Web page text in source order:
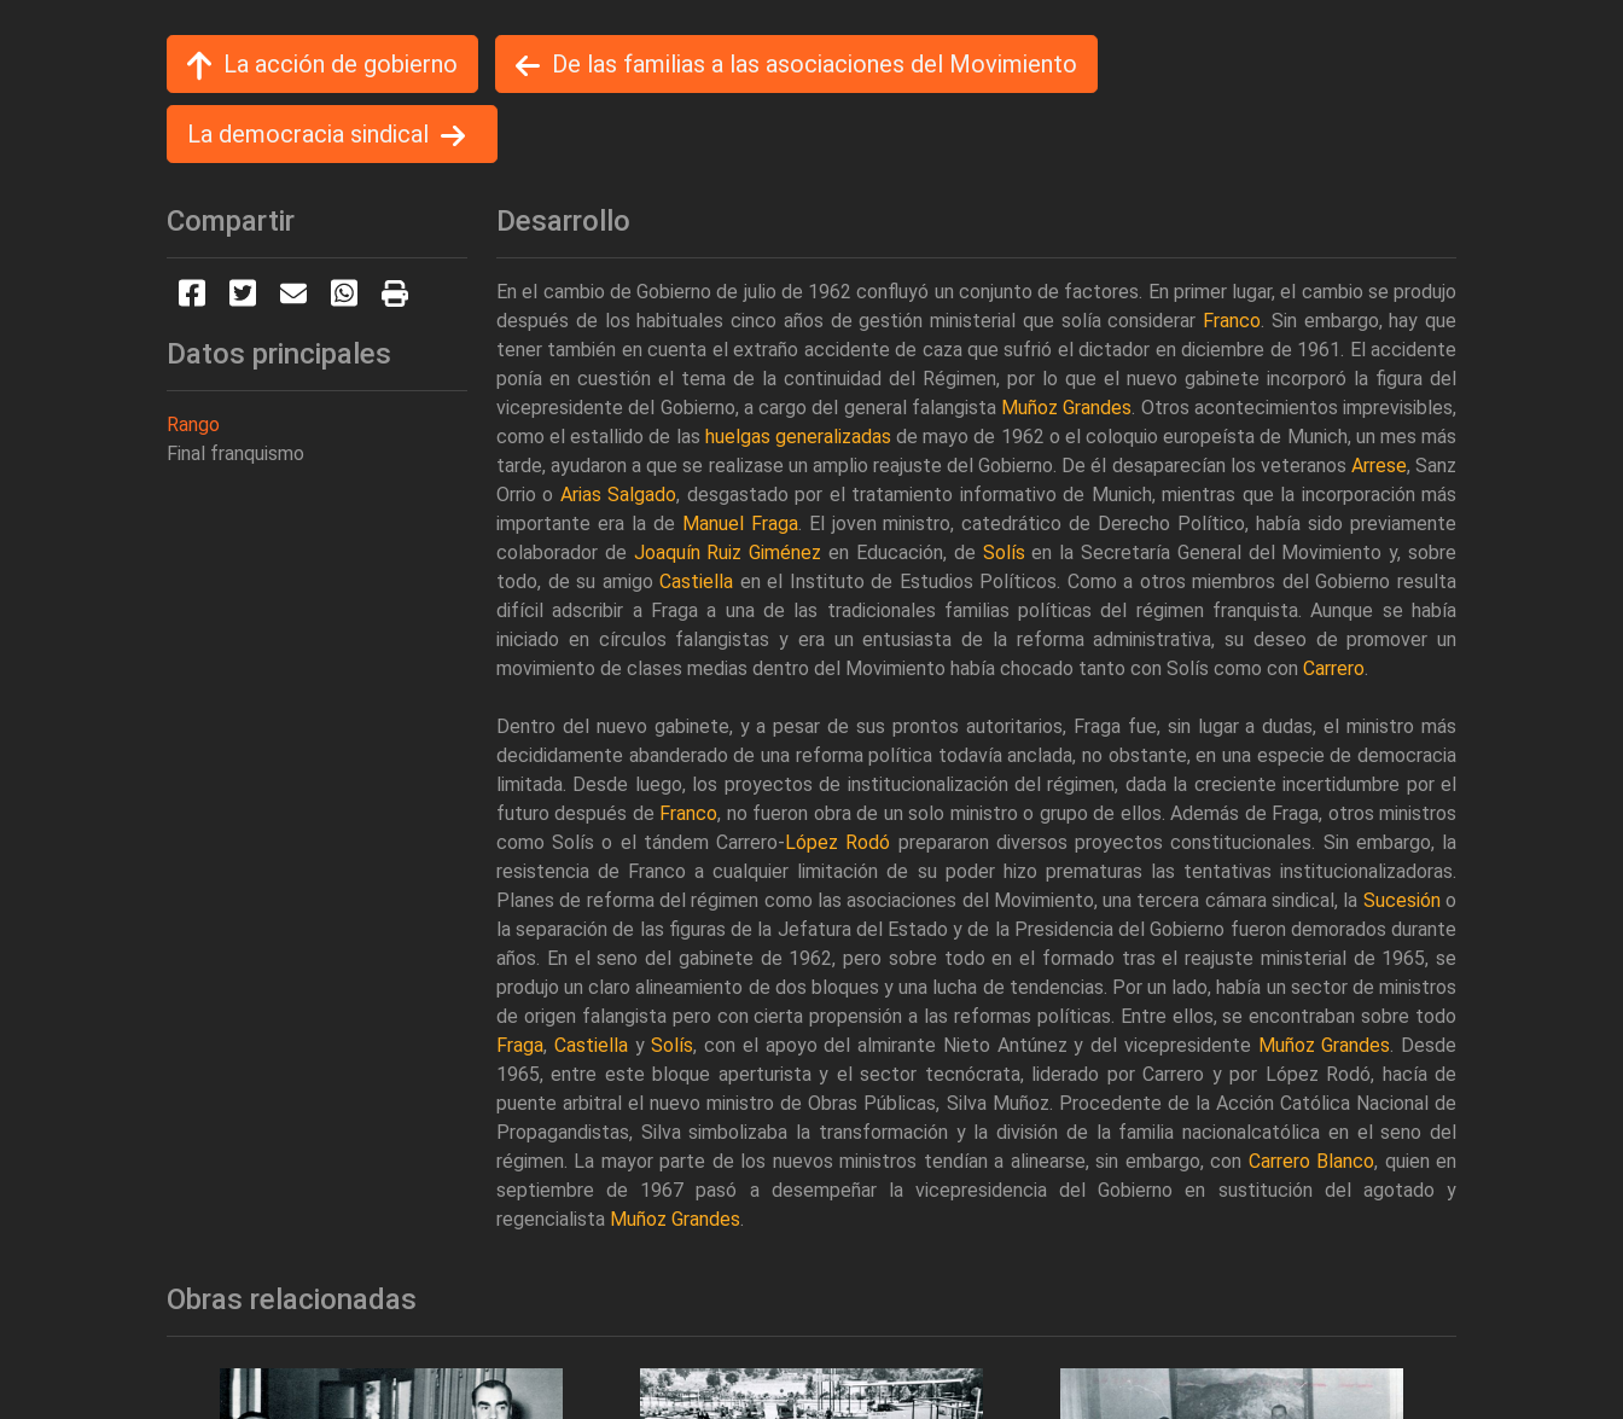
La acción de gobierno De las familias a las asociaciones del Movimiento
La democracia sindical
Compartir
Datos principales
Rango
Final franquismo
Desarrollo
En el cambio de Gobierno de julio de 1962 confluyó un conjunto de factores. En primer lugar, el cambio se produjo
después de los habituales cinco años de gestión ministerial que solía considerar Franco. Sin embargo, hay que
tener también en cuenta el extraño accidente de caza que sufrió el dictador en diciembre de 1961. El accidente
ponía en cuestión el tema de la continuidad del Régimen, por lo que el nuevo gabinete incorporó la figura del
vicepresidente del Gobierno, a cargo del general falangista Muñoz Grandes. Otros acontecimientos imprevisibles,
como el estallido de las huelgas generalizadas de mayo de 1962 o el coloquio europeísta de Munich, un mes más
tarde, ayudaron a que se realizase un amplio reajuste del Gobierno. De él desaparecían los veteranos Arrese, Sanz
Orrio o Arias Salgado, desgastado por el tratamiento informativo de Munich, mientras que la incorporación más
importante era la de Manuel Fraga. El joven ministro, catedrático de Derecho Político, había sido previamente
colaborador de Joaquín Ruiz Giménez en Educación, de Solís en la Secretaría General del Movimiento y, sobre
todo, de su amigoCastiella en el Instituto de Estudios Políticos. Como a otros miembros del Gobierno resulta
difícil adscribir a Fraga a una de las tradicionales familias políticas del régimen franquista. Aunque se había
iniciado en círculos falangistas y era un entusiasta de la reforma administrativa, su deseo de promover un
movimiento de clases medias dentro del Movimiento había chocado tanto con Solís como con Carrero.
Dentro del nuevo gabinete, y a pesar de sus prontos autoritarios, Fraga fue, sin lugar a dudas, el ministro más
decididamente abanderado de una reforma política todavía anclada, no obstante, en una especie de democracia
limitada. Desde luego, los proyectos de institucionalización del régimen, dada la creciente incertidumbre por el
futuro después de Franco, no fueron obra de un solo ministro o grupo de ellos. Además de Fraga, otros ministros
como Solís o el tándem Carrero-López Rodó prepararon diversos proyectos constitucionales. Sin embargo, la
resistencia de Franco a cualquier limitación de su poder hizo prematuras las tentativas institucionalizadoras.
Planes de reforma del régimen como las asociaciones del Movimiento, una tercera cámara sindical, la Sucesióno
la separación de las figuras de la Jefatura del Estado y de la Presidencia del Gobierno fueron demorados durante
años. En el seno del gabinete de 1962, pero sobre todo en el formado tras el reajuste ministerial de 1965, se
produjo un claro alineamiento de dos bloques y una lucha de tendencias. Por un lado, había un sector de ministros
de origen falangista pero con cierta propensión a las reformas políticas. Entre ellos, se encontraban sobre todo
Fraga, CastiellaySolís, con el apoyo del almirante Nieto Antúnez y del vicepresidente Muñoz Grandes. Desde
1965, entre este bloque aperturista y el sector tecnócrata, liderado por Carrero y por López Rodó, hacía de
puente arbitral el nuevo ministro de Obras Públicas, Silva Muñoz. Procedente de la Acción Católica Nacional de
Propagandistas, Silva simbolizaba la transformación y la división de la familia nacionalcatólica en el seno del
régimen. La mayor parte de los nuevos ministros tendían a alinearse, sin embargo, con Carrero Blanco, quien en
septiembre de 1967 pasó a desempeñar la vicepresidencia del Gobierno en sustitución del agotado y
regencialista Muñoz Grandes.
Obras relacionadas